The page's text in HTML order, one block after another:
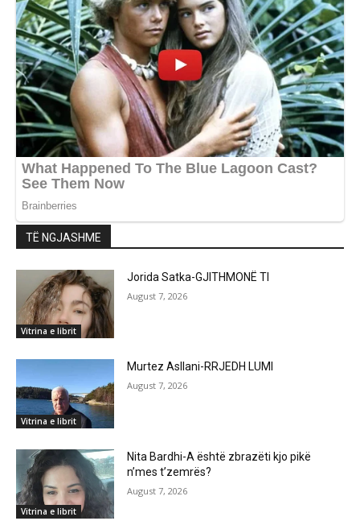
TË NGJASHME
Vitrina e librit
Jorida Satka-GJITHMONË TI
August 7, 2026
Vitrina e librit
Murtez Asllani-RRJEDH LUMI
August 7, 2026
Vitrina e librit
Nita Bardhi-A është zbrazëti kjo pikë
n’mes t’zemrës?
August 7, 2026